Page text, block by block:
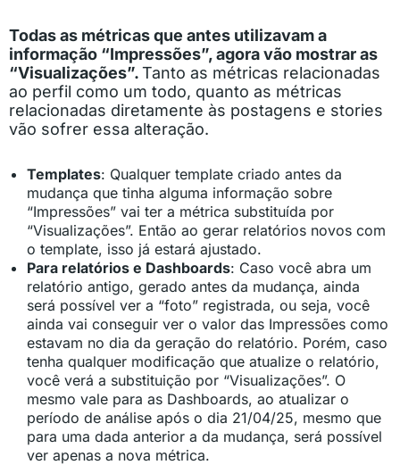
Todas as métricas que antes utilizavam a
informação “Impressões”, agora vão mostrar as
“Visualizações”.Tanto as métricas relacionadas
ao perfil como um todo, quanto as métricas
relacionadas diretamente às postagens e stories
vão sofrer essa alteração.
Templates: Qualquer template criado antes da
mudança que tinha alguma informação sobre
“Impressões” vai ter a métrica substituída por
“Visualizações”. Então ao gerar relatórios novos com
o template, isso já estará ajustado.
Para relatórios e Dashboards: Caso você abra um
relatório antigo, gerado antes da mudança, ainda
será possível ver a “foto” registrada, ou seja, você
ainda vai conseguir ver o valor das Impressões como
estavam no dia da geração do relatório. Porém, caso
tenha qualquer modificação que atualize o relatório,
você verá a substituição por “Visualizações”. O
mesmo vale para as Dashboards, ao atualizar o
período de análise após o dia 21/04/25, mesmo que
para uma dada anterior a da mudança, será possível
ver apenas a nova métrica.